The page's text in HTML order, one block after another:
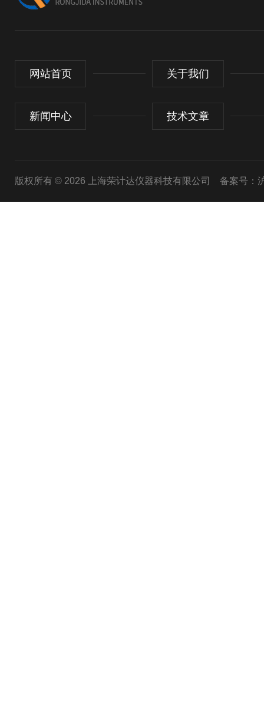
网站首页 关于我们
新闻中心 技术文章
版权所有 © 2026 上海荣计达仪器科技有限公司 备案号：